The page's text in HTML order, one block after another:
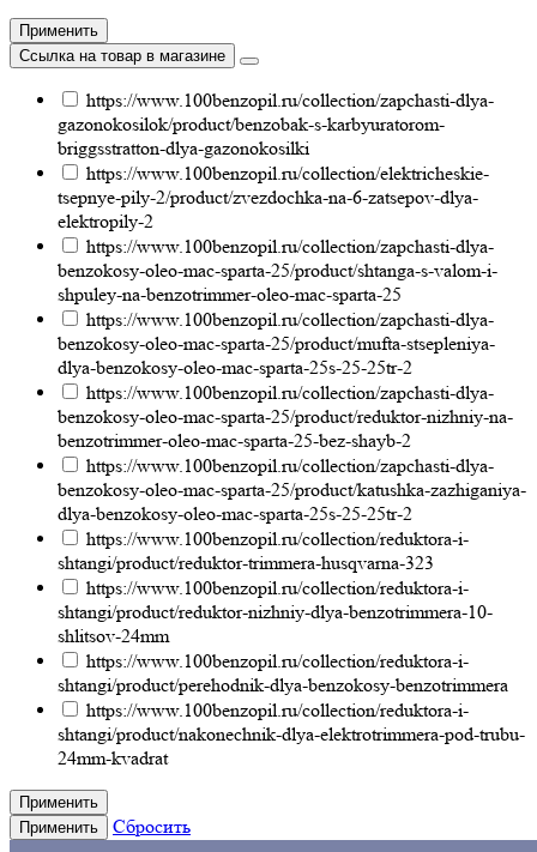
Применить
Ссылка на товар в магазине
https://www.100benzopil.ru/collection/zapchasti-dlya-
gazonokosilok/product/benzobak-s-karbyuratorom-
briggsstratton-dlya-gazonokosilki
https://www.100benzopil.ru/collection/elektricheskie-
tsepnye-pily-2/product/zvezdochka-na-6-zatsepov-dlya-
elektropily-2
https://www.100benzopil.ru/collection/zapchasti-dlya-
benzokosy-oleo-mac-sparta-25/product/shtanga-s-valom-i-
shpuley-na-benzotrimmer-oleo-mac-sparta-25
https://www.100benzopil.ru/collection/zapchasti-dlya-
benzokosy-oleo-mac-sparta-25/product/mufta-stsepleniya-
dlya-benzokosy-oleo-mac-sparta-25s-25-25tr-2
https://www.100benzopil.ru/collection/zapchasti-dlya-
benzokosy-oleo-mac-sparta-25/product/reduktor-nizhniy-na-
benzotrimmer-oleo-mac-sparta-25-bez-shayb-2
https://www.100benzopil.ru/collection/zapchasti-dlya-
benzokosy-oleo-mac-sparta-25/product/katushka-zazhiganiya-
dlya-benzokosy-oleo-mac-sparta-25s-25-25tr-2
https://www.100benzopil.ru/collection/reduktora-i-
shtangi/product/reduktor-trimmera-husqvarna-323
https://www.100benzopil.ru/collection/reduktora-i-
shtangi/product/reduktor-nizhniy-dlya-benzotrimmera-10-
shlitsov-24mm
https://www.100benzopil.ru/collection/reduktora-i-
shtangi/product/perehodnik-dlya-benzokosy-benzotrimmera
https://www.100benzopil.ru/collection/reduktora-i-
shtangi/product/nakonechnik-dlya-elektrotrimmera-pod-trubu-
24mm-kvadrat
Применить
Применить
Сбросить